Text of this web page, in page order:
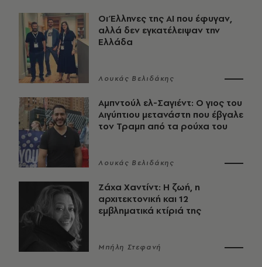
Οι Έλληνες της ΑΙ που έφυγαν,
αλλά δεν εγκατέλειψαν την
Ελλάδα
Λουκάς Βελιδάκης
Αμπντούλ ελ-Σαγιέντ: Ο γιος του
Αιγύπτιου μετανάστη που έβγαλε
τον Τραμπ από τα ρούχα του
Λουκάς Βελιδάκης
Ζάχα Χαντίντ: Η ζωή, η
αρχιτεκτονική και 12
εμβληματικά κτίριά της
Μπήλη Στεφανή